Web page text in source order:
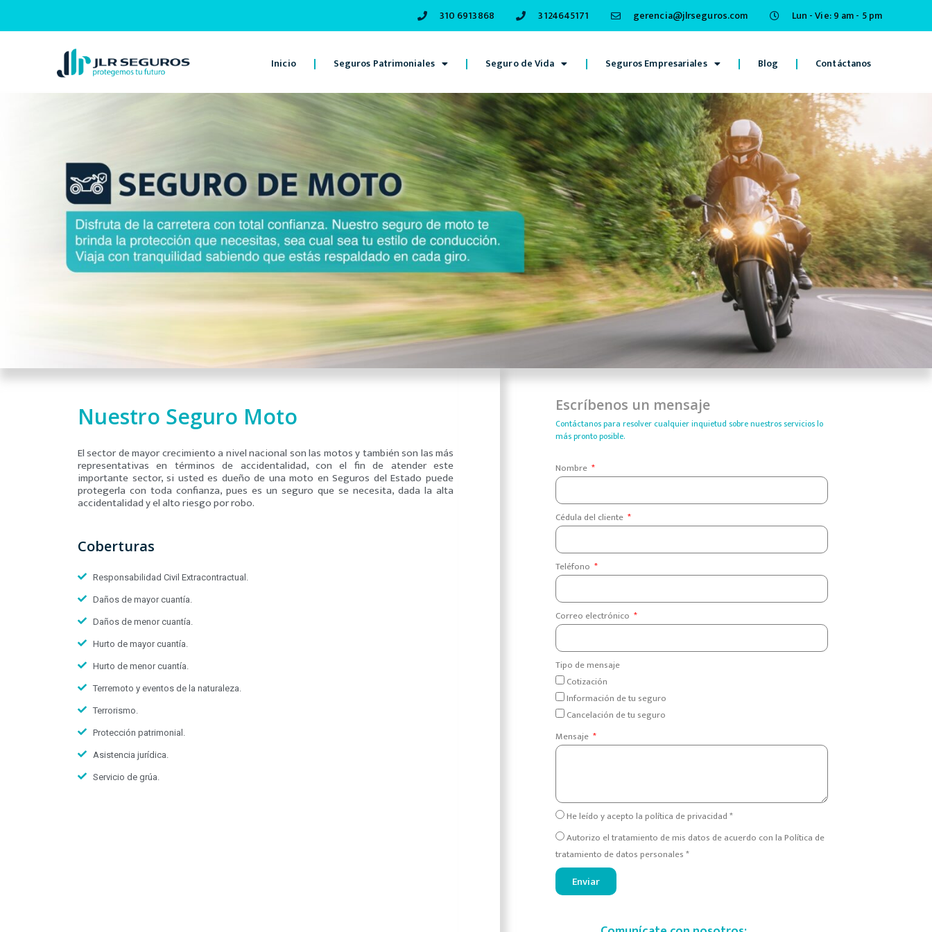
310 6913868 3124645171 gerencia@jlrseguros.com Lun - Vie: 9 am - 5 pm
Inicio Seguros Patrimoniales Seguro de Vida Seguros Empresariales Blog Contáctanos
Nuestro Seguro Moto
El sector de mayor crecimiento a nivel nacional son las motos y también son las más
representativas en términos de accidentalidad, con el fin de atender este
importante sector, si usted es dueño de una moto en Seguros del Estado puede
protegerla con toda confianza, pues es un seguro que se necesita, dada la alta
accidentalidad y el alto riesgo por robo.
Coberturas
Responsabilidad Civil Extracontractual.
Daños de mayor cuantía.
Daños de menor cuantía.
Hurto de mayor cuantía.
Hurto de menor cuantía.
Terremoto y eventos de la naturaleza.
Terrorismo.
Protección patrimonial.
Asistencia jurídica.
Servicio de grúa.
Escríbenos un mensaje
Contáctanos para resolver cualquier inquietud sobre nuestros servicios lo
más pronto posible.
Nombre
Cédula del cliente
Teléfono
Correo electrónico
Tipo de mensaje
Cotización
Información de tu seguro
Cancelación de tu seguro
Mensaje
He leído y acepto la política de privacidad *
Autorizo el tratamiento de mis datos de acuerdo con la Política de
tratamiento de datos personales *
Enviar